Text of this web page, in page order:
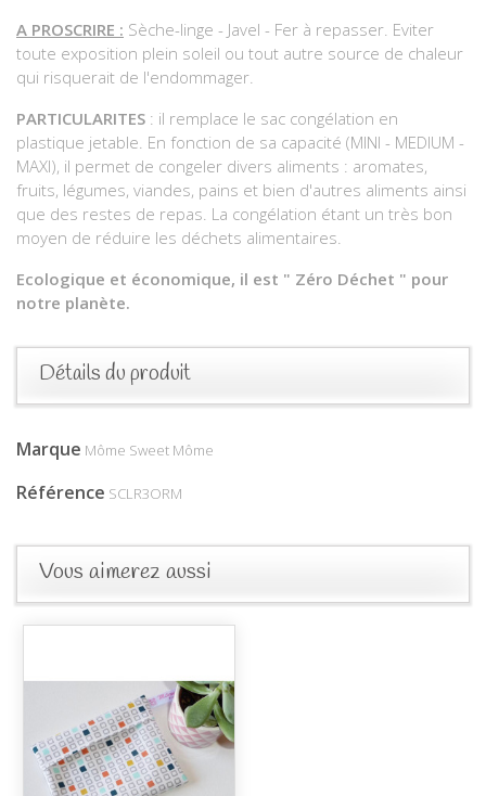
A PROSCRIRE : Sèche-linge - Javel - Fer à repasser. Eviter
toute exposition plein soleil ou tout autre source de chaleur
qui risquerait de l'endommager.
PARTICULARITES : il remplace le sac congélation en
plastique jetable. En fonction de sa capacité (MINI - MEDIUM -
MAXI), il permet de congeler divers aliments : aromates,
fruits, légumes, viandes, pains et bien d'autres aliments ainsi
que des restes de repas. La congélation étant un très bon
moyen de réduire les déchets alimentaires.
Ecologique et économique, il est " Zéro Déchet " pour
notre planète.
Détails du produit
Marque Môme Sweet Môme
Référence SCLR3ORM
Vous aimerez aussi